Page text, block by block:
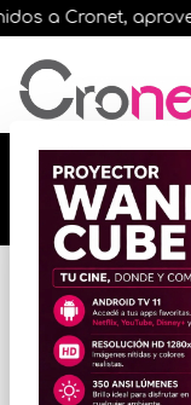
a Cronet,
🔥🔥🔥 12
comprando
Inicio VARIOS